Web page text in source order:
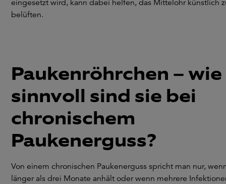
eingesetzt wird, kann dabei helfen, das Mittelohr künstlich
belüften.
Paukenröhrchen – wie
sinnvoll sind sie bei
chronischem
Paukenerguss?
Von einem chronischen Paukenerguss spricht man nur,
länger als drei Monate anhält oder wenn mehrere